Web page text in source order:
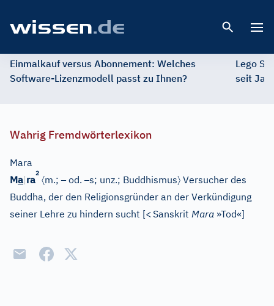
Einmalkauf versus Abonnement: Welches
Software-Lizenzmodell passt zu Ihnen?
Lego
seit
Wahrig Fremdwörterlexikon
Mara
Ma|ra
2 〈m.;–od.–s; unz.; Buddhismus〉 Versucher des
Buddha, der den Religionsgründer an der Verkündigung
seiner Lehre zu hindern sucht [<Sanskrit Mara »Tod«]